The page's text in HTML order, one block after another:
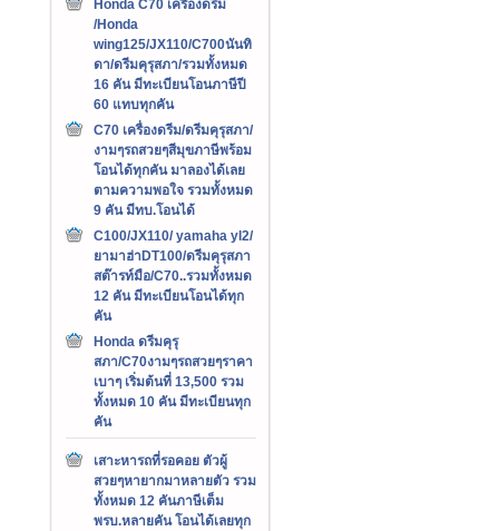
Honda C70 เครืองดรีม
/Honda
wing125/JX110/C700นันทิ
ดา/ดรีมคุรุสภา/รวมทั้งหมด
16 คัน มีทะเบียนโอนภาษีปี
60 แทบทุกคัน
C70 เครื่องดรีม/ดรีมคุรุสภา/
งามๆรถสวยๆสีมุขภาษีพร้อม
โอนได้ทุกคัน มาลองได้เลย
ตามความพอใจ รวมทั้งหมด
9 คัน มีทบ.โอนได้
C100/JX110/ yamaha yl2/
ยามาฮ่าDT100/ดรีมคุรุสภา
สต๊ารท์มือ/C70..รวมทั้งหมด
12 คัน มีทะเบียนโอนได้ทุก
คัน
Honda ดรีมคุรุ
สภา/C70งามๆรถสวยๆราคา
เบาๆ เริ่มต้นที่ 13,500 รวม
ทั้งหมด 10 คัน มีทะเบียนทุก
คัน
เสาะหารถที่รอคอย ตัวผู้
สวยๆหายากมาหลายตัว รวม
ทั้งหมด 12 คันภาษีเต็ม
พรบ.หลายคัน โอนได้เลยทุก